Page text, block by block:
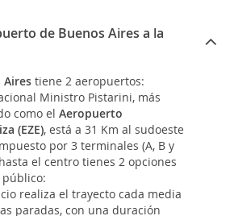
de Buenos Aires a la
Aires tiene 2 aeropuertos:
Ministro Pistarini, más
como el Aeropuerto
(EZE), está a 31 Km al sudoeste
por 3 terminales (A, B y
el centro tienes 2 opciones
realiza el trayecto cada media
paradas, con una duración